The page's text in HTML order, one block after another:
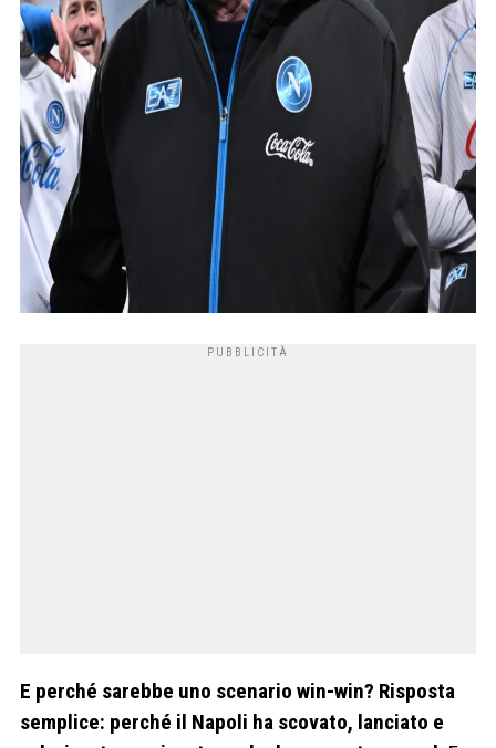
E perché sarebbe uno scenario win-win? Risposta
semplice: perché il Napoli ha scovato, lanciato e